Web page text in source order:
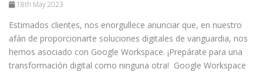
18th May 2023
Estimados clientes, nos enorgullece anunciar que, en nuestro
afán de proporcionarte soluciones digitales de vanguardia, nos
hemos asociado con Google Workspace. ¡Prepárate para una
transformación digital como ninguna otra! Google Workspace